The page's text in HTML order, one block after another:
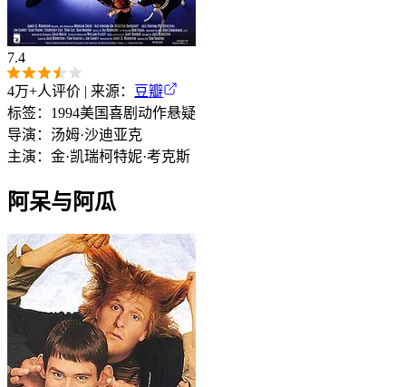
7.4
4万+人评价 | 来源：
豆瓣
标签： 1994美国喜剧 动作悬疑
导演： 汤姆·沙迪亚克
主演： 金·凯瑞柯特妮·考克斯
阿呆与阿瓜